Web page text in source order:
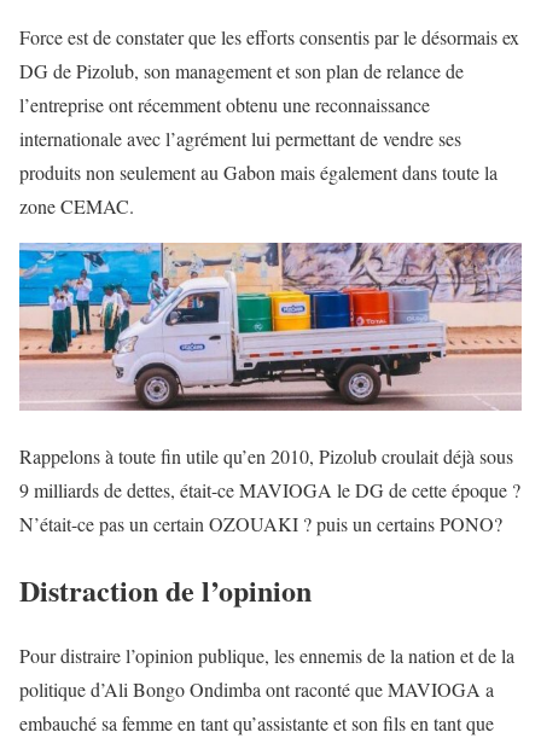
Force est de constater que les efforts consentis par le désormais ex
DG de Pizolub, son management et son plan de relance de
l’entreprise ont récemment obtenu une reconnaissance
internationale avec l’agrément lui permettant de vendre ses
produits non seulement au Gabon mais également dans toute la
zone CEMAC.
Rappelons à toute fin utile qu’en 2010, Pizolub croulait déjà sous
9 milliards de dettes, était-ce MAVIOGA le DG de cette époque ?
N’était-ce pas un certain OZOUAKI ? puis un certains PONO?
Distraction de l’opinion
Pour distraire l’opinion publique, les ennemis de la nation et de la
politique d’Ali Bongo Ondimba ont raconté que MAVIOGA a
embauché sa femme en tant qu’assistante et son fils en tant que